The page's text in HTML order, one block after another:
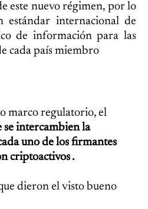
este nuevo régimen, por lo
estándar internacional de
de información para las
cada país miembro
marco regulatorio, el
se intercambien la
uno de los firmantes
criptoactivos .
dieron el visto bueno